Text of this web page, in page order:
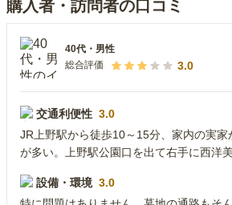
購入者・訪問者の口コミ
40代 ・ 男性
総合評価
3.0
交通利便性 3.0
JR上野駅から徒歩10～15分、家内の実家
が多い。上野駅公園口を出て右手に西洋
設備・環境 3.0